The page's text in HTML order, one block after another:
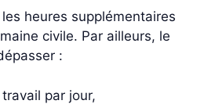
les heures supplémentaires
civile. Par ailleurs, le
:
par jour,